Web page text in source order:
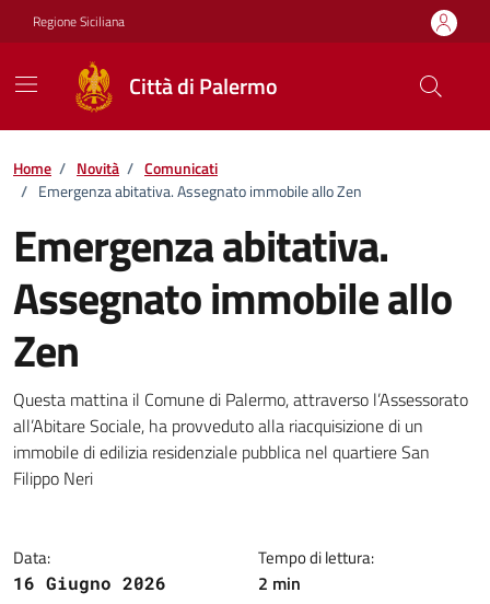
Vai ai contenuti
Vai al footer
Regione Siciliana
Città di Palermo
Home / Novità / Comunicati
/ Emergenza abitativa. Assegnato immobile allo Zen
Emergenza abitativa.
Assegnato immobile allo
Zen
Dettagli della notizia
Questa mattina il Comune di Palermo, attraverso l’Assessorato
all’Abitare Sociale, ha provveduto alla riacquisizione di un
immobile di edilizia residenziale pubblica nel quartiere San
Filippo Neri
Data:
16 Giugno 2026
Tempo di lettura:
2 min